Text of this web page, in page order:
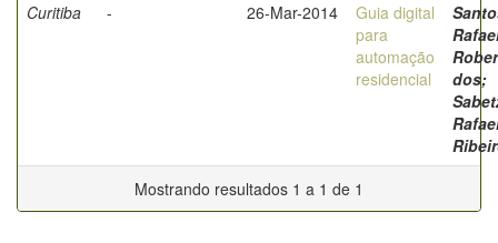
Curitiba - 26-Mar-2014
Guia digital
para
automação
residencial
dos;
Mostrando resultados 1 a 1 de 1